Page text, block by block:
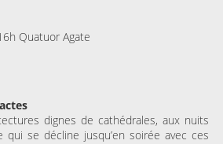
Quatuor Agate
dignes de cathédrales, aux nuits
qui se décline jusqu’en soirée avec ces